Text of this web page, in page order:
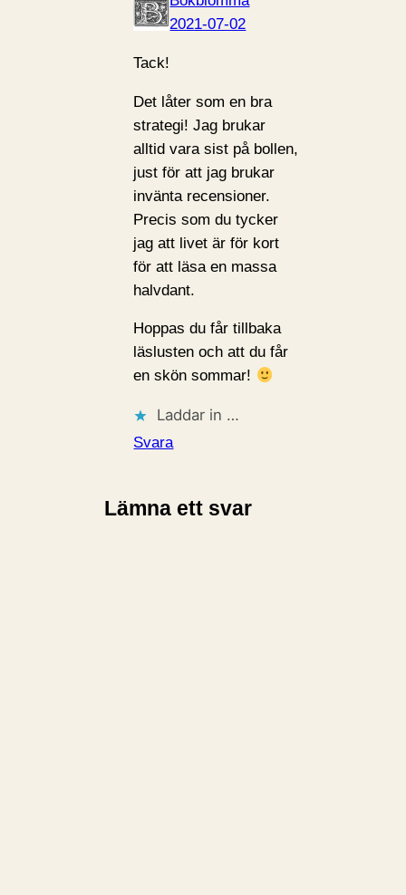
2021-07-02
Tack!
Det låter som en bra
strategi! Jag brukar
alltid vara sist på bollen,
just för att jag brukar
invänta recensioner.
Precis som du tycker
jag att livet är för kort
för att läsa en massa
halvdant.
Hoppas du får tillbaka
läslusten och att du får
en skön sommar!
Laddar in …
Svara
Lämna ett svar